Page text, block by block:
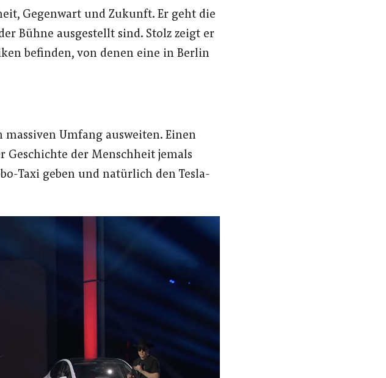
Gegenwart und Zukunft. Er geht die
Bühne ausgestellt sind. Stolz zeigt er
befinden, von denen eine in Berlin
Umfang ausweiten. Einen
der Menschheit jemals
Taxi geben und natürlich den Tesla-